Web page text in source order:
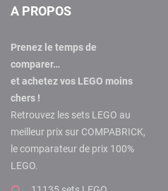
A PROPOS
Prenez le temps de
comparer…
et achetez vos LEGO moins
chers !
Retrouvez les sets LEGO au
meilleur prix sur COMPABRICK,
le comparateur de prix 100%
LEGO.